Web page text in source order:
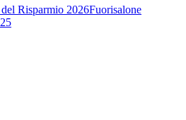
del Risparmio 2026Fuorisalone